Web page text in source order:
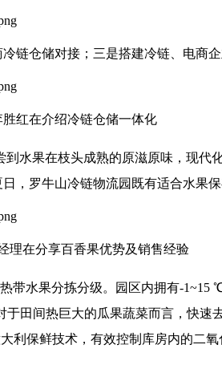
链仓储对接；三是搭建冷链、电商企
红在介绍冷链仓储一体化
水果在枝头成熟的原滋原味，现代
，罗牛山冷链物流园既有适合水果
理在分享百香果优势及销售经验
水果分拣分级。园区内拥有-1~15
田间热巨大的瓜果蔬菜而言，快速
保鲜技术，有效控制库房内的二